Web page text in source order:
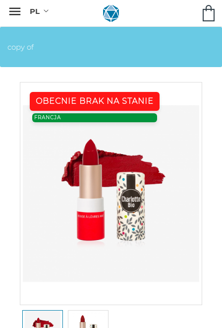

copy of
OBECNIE BRAK NA STANIE
FRANCJA